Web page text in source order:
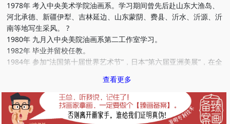
1978年 考入中央美术学院油画系。学习期间曾先后赴山东大渔岛、
河北承德、新疆伊犁、吉林延边、山东蒙阴、费县、沂水、沂源、沂
南等地写生采风。 ?
1980年 九月入中央美院油画系第二工作室学习。
1982年 毕业并留校任教。
1984年 参加“法国第十届世界艺术节”，日本“第六届亚洲美展”，在全
1985年 其作品《古老的山村》获第三届全国青年美术作品展览二等
奖。
1986年 参加中国美术馆“国际艺苑第一届油画展”。 ?N8
查看更多